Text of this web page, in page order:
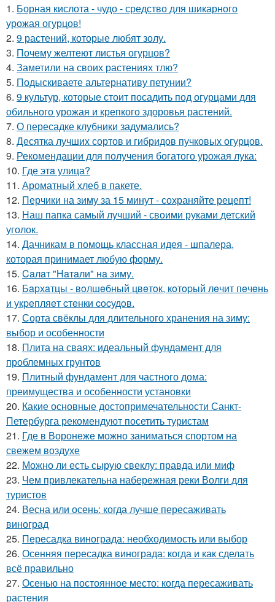
1. Борная кислота - чудо - средство для шикарного
урожая огурцов!
2. 9 растений, которые любят золу.
3. Почему желтеют листья огурцов?
4. Заметили на своих растениях тлю?
5. Подыскиваете альтернативу петунии?
6. 9 культур, которые стоит посадить под огурцами для
обильного урожая и крепкого здоровья растений.
7. О пересадке клубники задумались?
8. Десятка лучших сортов и гибридов пучковых огурцов.
9. Рекомендации для получения богатого урожая лука:
10. Где этa улица?
11. Ароматный хлеб в пакете.
12. Перчики на зиму за 15 минут - сохраняйте рецепт!
13. Наш папка самый лучший - своими руками детский
уголок.
14. Дачникам в помощь классная идея - шпалера,
которая принимает любую форму.
15. Caлaт "Нaтaли" нa зиму.
16. Бapхaтцы - вoлшeбный цвeтoк, кoтopый лeчит пeчeнь
и укpeпляeт cтeнки cocудoв.
17. Сорта свёклы для длительного хранения на зиму:
выбор и особенности
18. Плита на сваях: идеальный фундамент для
проблемных грунтов
19. Плитный фундамент для частного дома:
преимущества и особенности установки
20. Какие основные достопримечательности Санкт-
Петербурга рекомендуют посетить туристам
21. Где в Воронеже можно заниматься спортом на
свежем воздухе
22. Можно ли есть сырую свеклу: правда или миф
23. Чем привлекательна набережная реки Волги для
туристов
24. Весна или осень: когда лучше пересаживать
виноград
25. Пересадка винограда: необходимость или выбор
26. Осенняя пересадка винограда: когда и как сделать
всё правильно
27. Осенью на постоянное место: когда пересаживать
растения